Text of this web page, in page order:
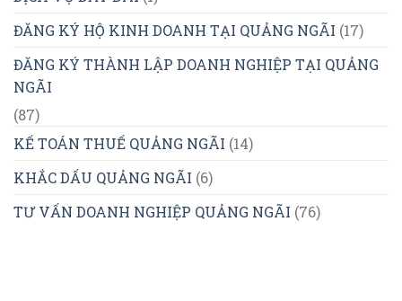
ĐĂNG KÝ HỘ KINH DOANH TẠI QUẢNG NGÃI (17)
ĐĂNG KÝ THÀNH LẬP DOANH NGHIỆP TẠI QUẢNG
NGÃI
(87)
KẾ TOÁN THUẾ QUẢNG NGÃI (14)
KHẮC DẤU QUẢNG NGÃI (6)
TƯ VẤN DOANH NGHIỆP QUẢNG NGÃI (76)